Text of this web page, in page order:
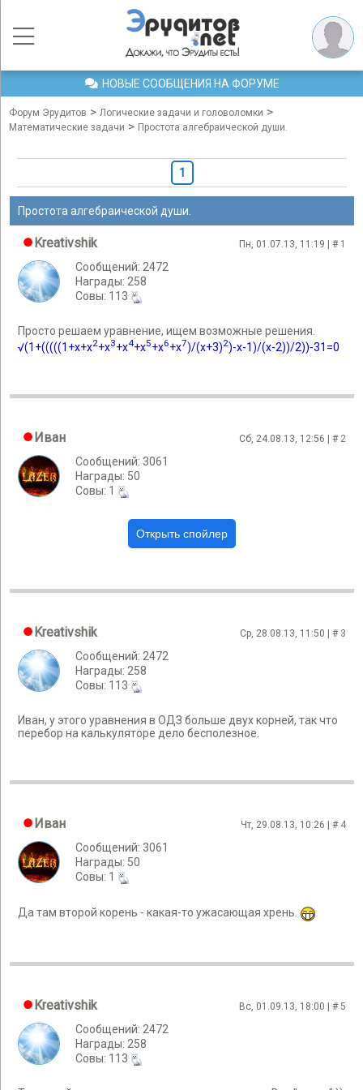
НОВЫЕ СООБЩЕНИЯ НА ФОРУМЕ
Форум Эрудитов > Логические задачи и головоломки >
Математические задачи > Простота алгебраической души.
1
Простота алгебраической души.
Kreativshik Пн, 01.07.13, 11:19 | # 1
Сообщений: 2472
Награды: 258
Cовы: 113
Просто решаем уравнение, ищем возможные решения.
√(1+(((((1+х+х2+x3+x4+x5+x6+x7)/(x+3)2)-x-1)/(x-2))/2))-31=0
Иван Сб, 24.08.13, 12:56 | # 2
Сообщений: 3061
Награды: 50
Cовы: 1
Kreativshik Ср, 28.08.13, 11:50 | # 3
Сообщений: 2472
Награды: 258
Cовы: 113
Иван, у этого уравнения в ОДЗ больше двух корней, так что
перебор на калькуляторе дело бесполезное.
Иван Чт, 29.08.13, 10:26 | # 4
Сообщений: 3061
Награды: 50
Cовы: 1
Да там второй корень - какая-то ужасающая хрень.
Kreativshik Вс, 01.09.13, 18:00 | #5
Сообщений: 2472
Награды: 258
Cовы: 113